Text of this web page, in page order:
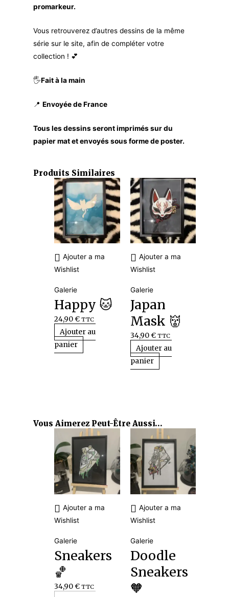
promarkeur.
Vous retrouverez d’autres dessins de la même
série sur le site, afin de compléter votre
collection ! 💕
🖐Fait à la main
📍 Envoyée de France
Tous les dessins seront imprimés sur du
papier mat et envoyés sous forme de poster.
Produits Similaires
Ajouter a ma
Wishlist
Galerie
Happy 🐱
24,90€ TTC
Ajouter au
panier
Ajouter a ma
Wishlist
Galerie
Japan
Mask 👹
34,90€ TTC
Ajouter au
panier
Vous Aimerez Peut-Être Aussi…
Ajouter a ma
Wishlist
Galerie
Sneakers
🏀
34,90€ TTC
Ajouter a ma
Wishlist
Galerie
Doodle
Sneakers
🧡